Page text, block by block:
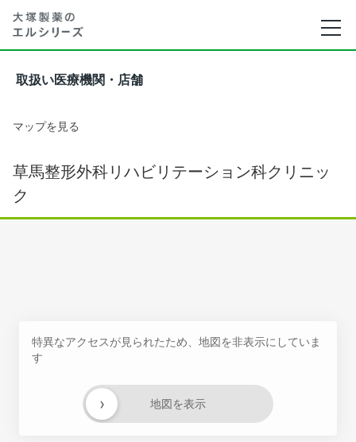
取扱い医療機関・店舗
マップを見る
草馬整形外科リハビリテーション科クリニッ
ク
特異なアクセスが見られたため、地図を非表示にしていま
す
地図を表示
›